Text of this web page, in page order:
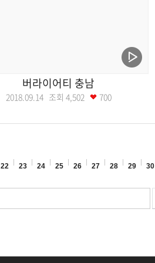
버라이어티 충남
2018.09.14 조회 4,502 700
22 23 24 25 26 27 28 29 30